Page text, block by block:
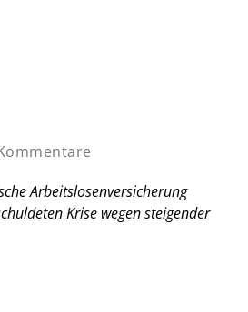
Arbeitslosenversicherung
Krise wegen steigender